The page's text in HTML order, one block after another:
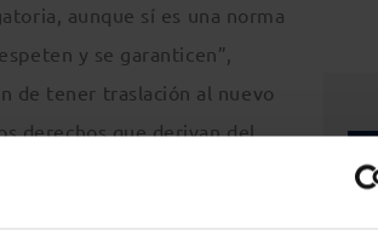
aunque sí es una norma
y se garanticen”,
de tener traslación al nuevo
derechos que derivan del